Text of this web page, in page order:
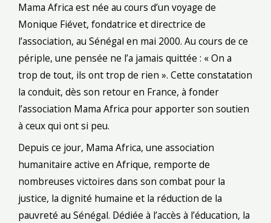
Mama Africa est née au cours d’un voyage de
Monique Fiévet, fondatrice et directrice de
l’association, au Sénégal en mai 2000. Au cours de ce
périple, une pensée ne l’a jamais quittée : « On a
trop de tout, ils ont trop de rien ». Cette constatation
la conduit, dès son retour en France, à fonder
l’association Mama Africa pour apporter son soutien
à ceux qui ont si peu.
Depuis ce jour, Mama Africa, une association
humanitaire active en Afrique, remporte de
nombreuses victoires dans son combat pour la
justice, la dignité humaine et la réduction de la
pauvreté au Sénégal. Dédiée à l’accès à l’éducation, la